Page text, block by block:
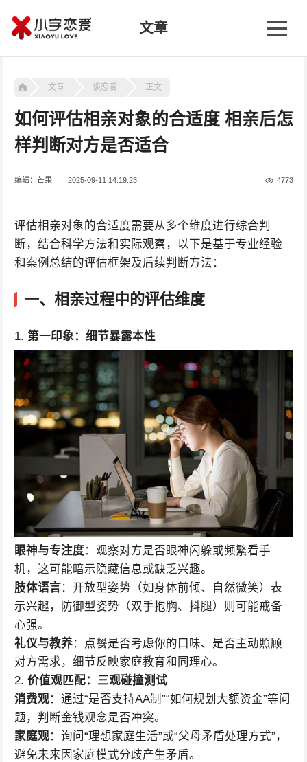
文章
文章 谈恋爱 正文
如何评估相亲对象的合适度 相亲后怎
样判断对方是否适合
编辑：芒果 2025-09-11 14:19:23 4773
评估相亲对象的合适度需要从多个维度进行综合判
断，结合科学方法和实际观察，以下是基于专业经验
和案例总结的评估框架及后续判断方法：
一、相亲过程中的评估维度
1. 第一印象：细节暴露本性
眼神与专注度：观察对方是否眼神闪躲或频繁看手
机，这可能暗示隐藏信息或缺乏兴趣。
肢体语言：开放型姿势（如身体前倾、自然微笑）表
示兴趣，防御型姿势（双手抱胸、抖腿）则可能戒备
心强。
礼仪与教养：点餐是否考虑你的口味、是否主动照顾
对方需求，细节反映家庭教育和同理心。
2. 价值观匹配：三观碰撞测试
消费观：通过“是否支持AA制”“如何规划大额资金”等问
题，判断金钱观念是否冲突。
家庭观：询问“理想家庭生活”或“父母矛盾处理方式”，
避免未来因家庭模式分歧产生矛盾。